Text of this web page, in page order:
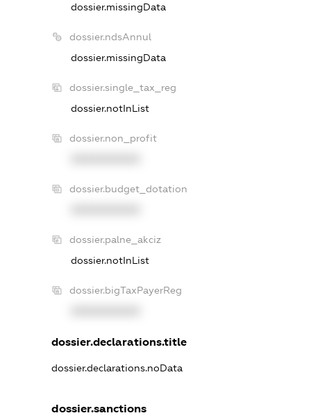
dossier.missingData
dossier.ndsAnnul
dossier.missingData
dossier.single_tax_reg
dossier.notInList
dossier.non_profit
dossier.budget_dotation
dossier.palne_akciz
dossier.notInList
dossier.bigTaxPayerReg
dossier.declarations.title
dossier.declarations.noData
dossier.sanctions